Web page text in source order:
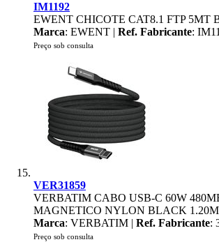
IM1192
EWENT CHICOTE CAT8.1 FTP 5MT
Marca: EWENT | Ref. Fabricante:
Preço sob consulta
VER31859
VERBATIM CABO USB-C 60W
MAGNETICO NYLON BLACK
Marca: VERBATIM | Ref. Fabricante:
Preço sob consulta